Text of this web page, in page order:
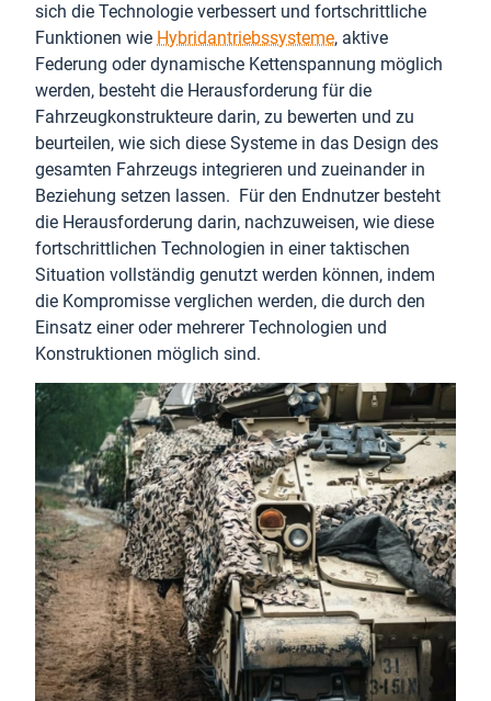
sich die Technologie verbessert und fortschrittliche
Funktionen wie Hybridantriebssysteme, aktive
Federung oder dynamische Kettenspannung möglich
werden, besteht die Herausforderung für die
Fahrzeugkonstrukteure darin, zu bewerten und zu
beurteilen, wie sich diese Systeme in das Design des
gesamten Fahrzeugs integrieren und zueinander in
Beziehung setzen lassen. Für den Endnutzer besteht
die Herausforderung darin, nachzuweisen, wie diese
fortschrittlichen Technologien in einer taktischen
Situation vollständig genutzt werden können, indem
die Kompromisse verglichen werden, die durch den
Einsatz einer oder mehrerer Technologien und
Konstruktionen möglich sind.